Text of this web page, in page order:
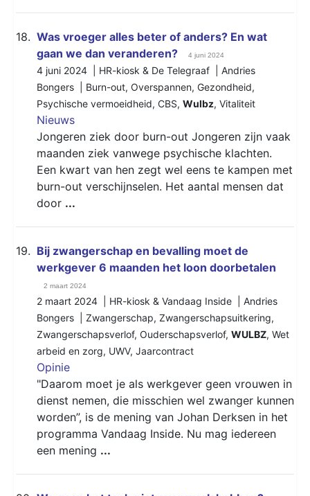
18. Was vroeger alles beter of anders? En wat
gaan we dan veranderen?
4 juni 2024
4 juni 2024 | HR-kiosk & De Telegraaf | Andries
Bongers | Burn-out, Overspannen, Gezondheid,
Psychische vermoeidheid, CBS, Wulbz, Vitaliteit
Nieuws
Jongeren ziek door burn-out Jongeren zijn vaak
maanden ziek vanwege psychische klachten.
Een kwart van hen zegt wel eens te kampen met
burn-out verschijnselen. Het aantal mensen dat
door ...
19. Bij zwangerschap en bevalling moet de
werkgever 6 maanden het loon doorbetalen
2 maart 2024
2 maart 2024 | HR-kiosk & Vandaag Inside | Andries
Bongers | Zwangerschap, Zwangerschapsuitkering,
Zwangerschapsverlof, Ouderschapsverlof, WULBZ, Wet
arbeid en zorg, UWV, Jaarcontract
Opinie
"Daarom moet je als werkgever geen vrouwen in
dienst nemen, die misschien wel zwanger kunnen
worden”, is de mening van Johan Derksen in het
programma Vandaag Inside. Nu mag iedereen
een mening ...